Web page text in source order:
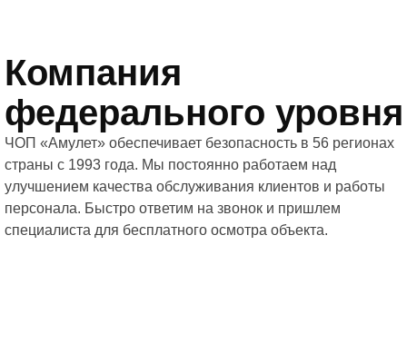
Компания
федерального уровня
ЧОП «Амулет» обеспечивает безопасность в 56 регионах
страны с 1993 года. Мы постоянно работаем над
улучшением качества обслуживания клиентов и работы
персонала. Быстро ответим на звонок и пришлем
специалиста для бесплатного осмотра объекта.